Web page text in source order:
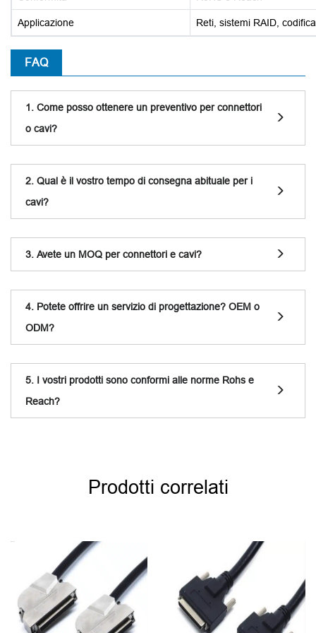
Applicazione Reti, sistemi RAID,
FAQ
1. Come posso ottenere un preventivo per connettori
o cavi?
2. Qual è il vostro tempo di consegna abituale per i
cavi?
3. Avete un MOQ per connettori e cavi?
4. Potete offrire un servizio di progettazione? OEM o
ODM?
5. I vostri prodotti sono conformi alle norme Rohs e
Reach?
Prodotti correlati